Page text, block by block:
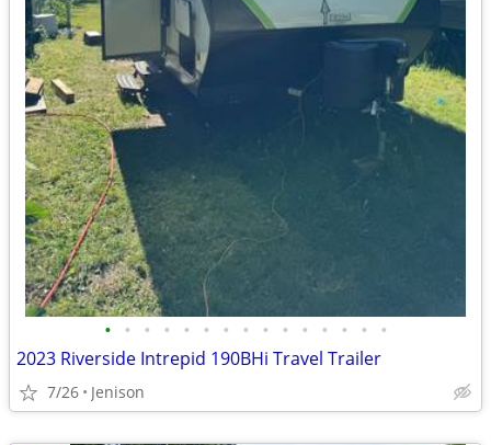
• • • • • • • • • • • • • • •
2023 Riverside Intrepid 190BHi Travel Trailer
7/26 Jenison